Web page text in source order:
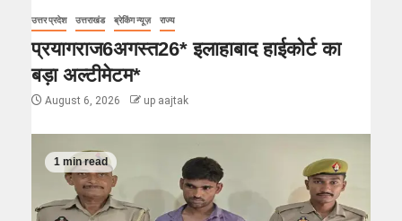
उत्तर प्रदेश उत्तराखंड ब्रेकिंग न्यूज़ राज्य
प्रयागराज6अगस्त26* इलाहाबाद हाईकोर्ट का
बड़ा अल्टीमेटम*
August 6, 2026 up aajtak
1 min read